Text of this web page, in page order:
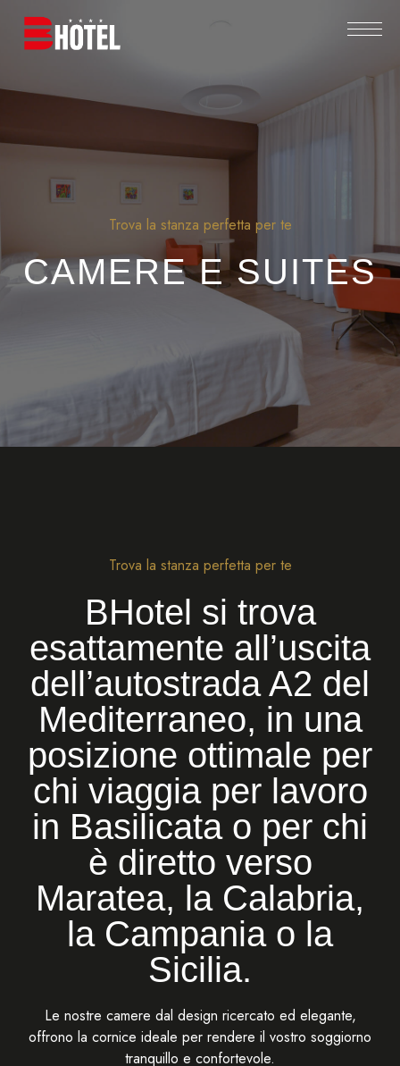
Trova la stanza perfetta per te
CAMERE E SUITES
Trova la stanza perfetta per te
BHotel si trova
esattamente all’uscita
dell’autostrada A2 del
Mediterraneo, in una
posizione ottimale per
chi viaggia per lavoro
in Basilicata o per chi
è diretto verso
Maratea, la Calabria,
la Campania o la
Sicilia.
Le nostre camere dal design ricercato ed elegante,
offrono la cornice ideale per rendere il vostro soggiorno
tranquillo e confortevole.